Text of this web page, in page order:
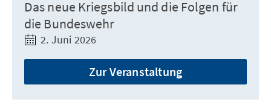
Das neue Kriegsbild und die Folgen für
die Bundeswehr
2. Juni 2026
Zur Veranstaltung